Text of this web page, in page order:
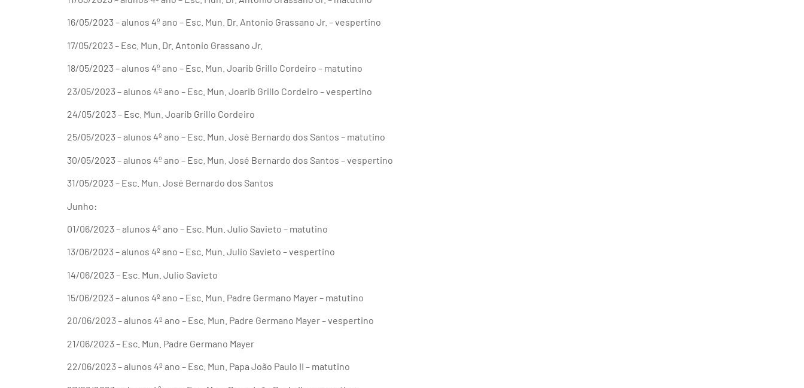
16/05/2023 – alunos 4º ano – Esc. Mun. Dr. Antonio Grassano Jr. – vespertino
17/05/2023 – Esc. Mun. Dr. Antonio Grassano Jr.
18/05/2023 – alunos 4º ano – Esc. Mun. Joarib Grillo Cordeiro – matutino
23/05/2023 – alunos 4º ano – Esc. Mun. Joarib Grillo Cordeiro – vespertino
24/05/2023 – Esc. Mun. Joarib Grillo Cordeiro
25/05/2023 – alunos 4º ano – Esc. Mun. José Bernardo dos Santos – matutino
30/05/2023 – alunos 4º ano – Esc. Mun. José Bernardo dos Santos – vespertino
31/05/2023 – Esc. Mun. José Bernardo dos Santos
Junho:
01/06/2023 – alunos 4º ano – Esc. Mun. Julio Savieto – matutino
13/06/2023 – alunos 4º ano – Esc. Mun. Julio Savieto – vespertino
14/06/2023 – Esc. Mun. Julio Savieto
15/06/2023 – alunos 4º ano – Esc. Mun. Padre Germano Mayer – matutino
20/06/2023 – alunos 4º ano – Esc. Mun. Padre Germano Mayer – vespertino
21/06/2023 – Esc. Mun. Padre Germano Mayer
22/06/2023 – alunos 4º ano – Esc. Mun. Papa João Paulo II – matutino